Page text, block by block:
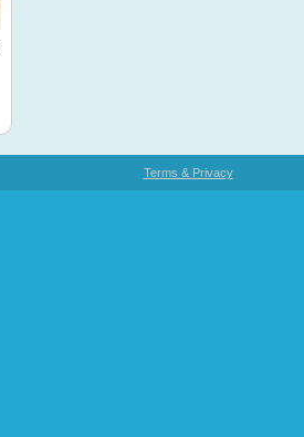
Terms & Privacy